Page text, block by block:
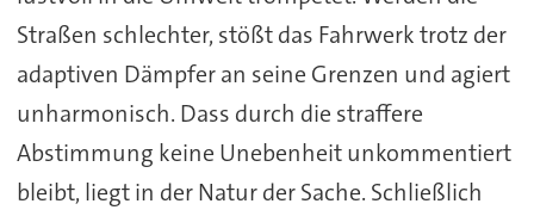
Straßen schlechter, stößt das Fahrwerk trotz der
adaptiven Dämpfer an seine Grenzen und agiert
unharmonisch. Dass durch die straffere
Abstimmung keine Unebenheit unkommentiert
bleibt, liegt in der Natur der Sache. Schließlich